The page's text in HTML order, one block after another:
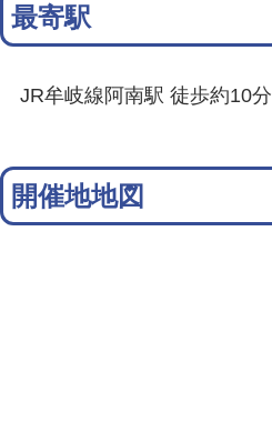
最寄駅
JR牟岐線阿南駅 徒歩約10分
開催地地図